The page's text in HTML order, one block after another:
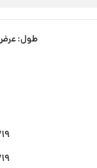
طول: عرض